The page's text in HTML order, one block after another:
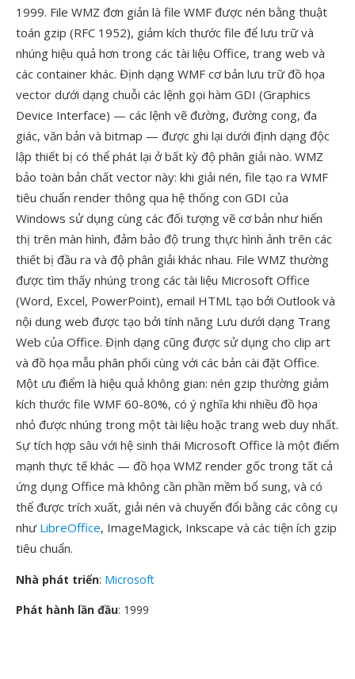
1999. File WMZ đơn giản là file WMF được nén bằng thuật
toán gzip (RFC 1952), giảm kích thước file để lưu trữ và
nhúng hiệu quả hơn trong các tài liệu Office, trang web và
các container khác. Định dạng WMF cơ bản lưu trữ đồ họa
vector dưới dạng chuỗi các lệnh gọi hàm GDI (Graphics
Device Interface) — các lệnh vẽ đường, đường cong, đa
giác, văn bản và bitmap — được ghi lại dưới định dạng độc
lập thiết bị có thể phát lại ở bất kỳ độ phân giải nào. WMZ
bảo toàn bản chất vector này: khi giải nén, file tạo ra WMF
tiêu chuẩn render thông qua hệ thống con GDI của
Windows sử dụng cùng các đối tượng vẽ cơ bản như hiển
thị trên màn hình, đảm bảo độ trung thực hình ảnh trên các
thiết bị đầu ra và độ phân giải khác nhau. File WMZ thường
được tìm thấy nhúng trong các tài liệu Microsoft Office
(Word, Excel, PowerPoint), email HTML tạo bởi Outlook và
nội dung web được tạo bởi tính năng Lưu dưới dạng Trang
Web của Office. Định dạng cũng được sử dụng cho clip art
và đồ họa mẫu phân phối cùng với các bản cài đặt Office.
Một ưu điểm là hiệu quả không gian: nén gzip thường giảm
kích thước file WMF 60-80%, có ý nghĩa khi nhiều đồ họa
nhỏ được nhúng trong một tài liệu hoặc trang web duy nhất.
Sự tích hợp sâu với hệ sinh thái Microsoft Office là một điểm
mạnh thực tế khác — đồ họa WMZ render gốc trong tất cả
ứng dụng Office mà không cần phần mềm bổ sung, và có
thể được trích xuất, giải nén và chuyển đổi bằng các công cụ
như LibreOffice, ImageMagick, Inkscape và các tiện ích gzip
tiêu chuẩn.
Nhà phát triển: Microsoft
Phát hành lần đầu: 1999